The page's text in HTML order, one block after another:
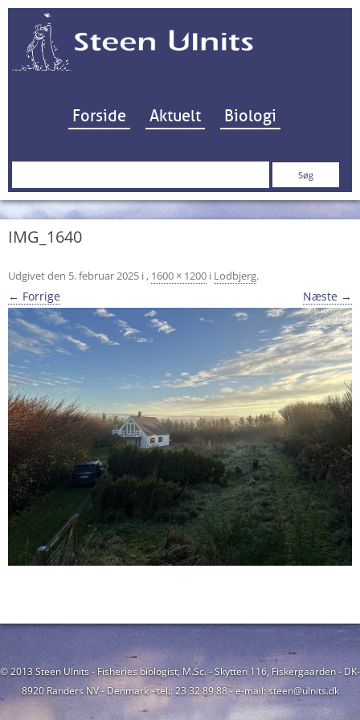
Hop til indhold
Forside Aktuelt Biologi
Søg
IMG_1640
Udgivet den 5. februar 2025 i , 1600 × 1200 i Lodbjerg.
← Forrige Næste →
© 2013 Steen Ulnits - Fisheries biologist, M.Sc. - Skytten 116, Fiskergaarden - DK-
8920 Randers NV - Denmark - tel.: 23 32 89 88 - e-mail: steen@ulnits.dk